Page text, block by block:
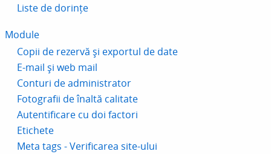
Liste de dorințe
Module
Copii de rezervă și exportul de date
E-mail și web mail
Conturi de administrator
Fotografii de înaltă calitate
Autentificare cu doi factori
Etichete
Meta tags - Verificarea site-ului